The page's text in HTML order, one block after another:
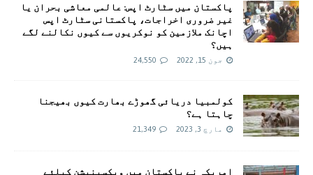
پاکستان میں سٹارٹ اپس: عالمی معاشی بحران یا
غیر ضروری اخراجات، پاکستانی سٹارٹ اپس
اچانک ملازمین کو نوکریوں سے کیوں نکالنے لگے
ہیں؟
جون 15, 2022 24,550
کولمبیا دریائی گھوڑے بھارت کیوں بھیجنا
چاہتا ہے؟
مارچ 3, 2023 21,349
امريکہ نے پاکستان میں ویکسینیشن کیلئے